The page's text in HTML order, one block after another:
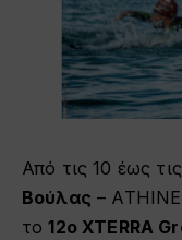
Από τις 10 έως
Βούλας –
το12ο XTERRA